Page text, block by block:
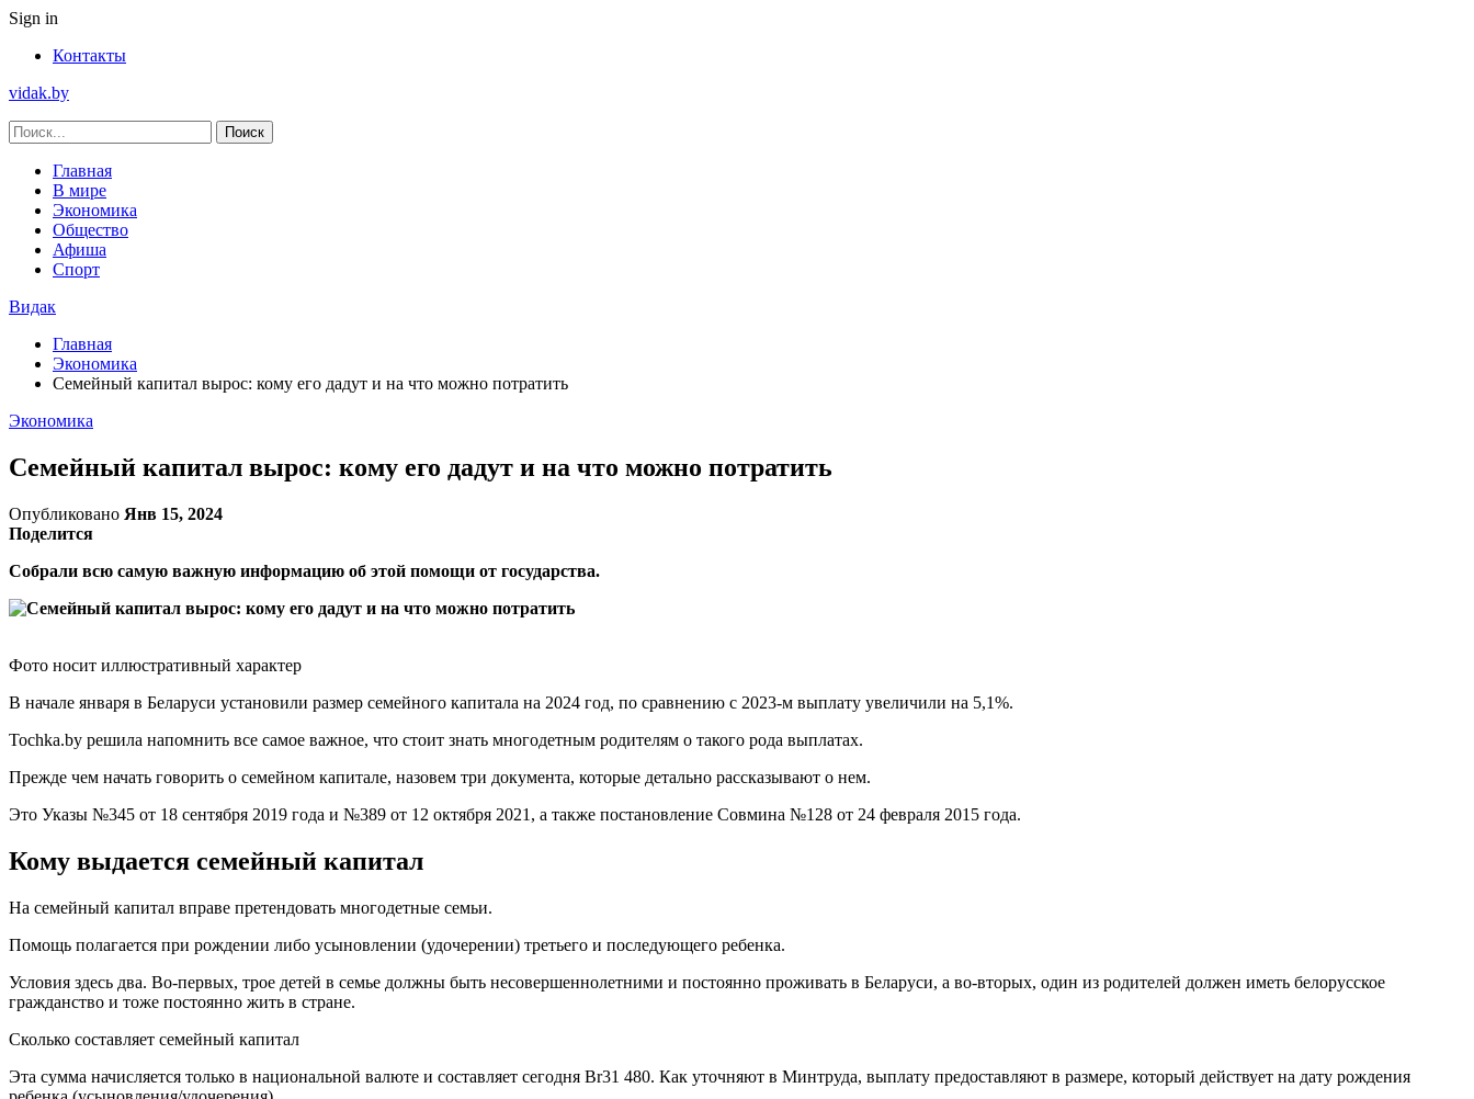
Sign in
Контакты
vidak.by
Главная
В мире
Экономика
Общество
Афиша
Спорт
Видак
Главная
Экономика
Семейный капитал вырос: кому его дадут и на что можно потратить
Экономика
Семейный капитал вырос: кому его дадут и на что можно потратить
Опубликовано Янв 15, 2024
Поделится
Собрали всю самую важную информацию об этой помощи от государства.
Фото носит иллюстративный характер
В начале января в Беларуси установили размер семейного капитала на 2024 год, по сравнению с 2023-м выплату увеличили на 5,1%.
Tochka.by решила напомнить все самое важное, что стоит знать многодетным родителям о такого рода выплатах.
Прежде чем начать говорить о семейном капитале, назовем три документа, которые детально рассказывают о нем.
Это Указы №345 от 18 сентября 2019 года и №389 от 12 октября 2021, а также постановление Совмина №128 от 24 февраля 2015 года.
Кому выдается семейный капитал
На семейный капитал вправе претендовать многодетные семьи.
Помощь полагается при рождении либо усыновлении (удочерении) третьего и последующего ребенка.
Условия здесь два. Во-первых, трое детей в семье должны быть несовершеннолетними и постоянно проживать в Беларуси, а во-вторых, один из родителей должен иметь белорусское
гражданство и тоже постоянно жить в стране.
Сколько составляет семейный капитал
Эта сумма начисляется только в национальной валюте и составляет сегодня Br31 480. Как уточняют в Минтруда, выплату предоставляют в размере, который действует на дату рождения